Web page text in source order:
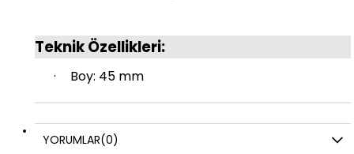
Teknik Özellikleri:
· Boy: 45 mm
YORUMLAR(0)